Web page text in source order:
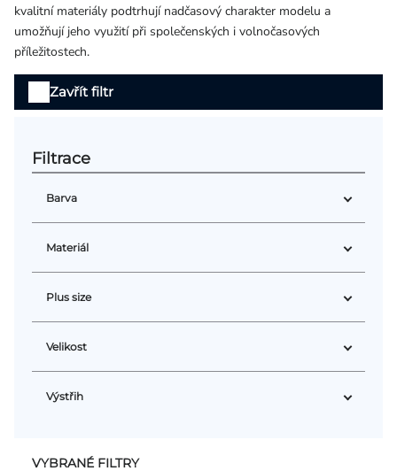
Dárkové poukazy
Vlastní design
Měna
Přihlášení
kvalitní materiály podtrhují nadčasový charakter modelu a
umožňují jeho využití při společenských i volnočasových
příležitostech.
Zavřít filtr
Barva
Materiál
Plus size
Velikost
Výstřih
VYBRANÉ FILTRY
Výpis
produktů